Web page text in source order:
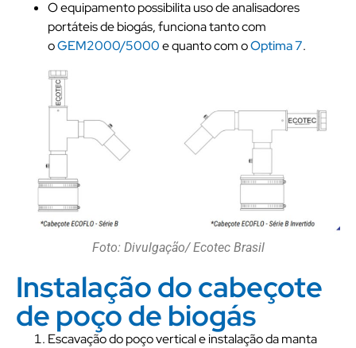
O equipamento possibilita uso de analisadores
portáteis de biogás, funciona tanto com
oGEM2000/5000e quanto com oOptima 7.
Foto: Divulgação/ Ecotec Brasil
Instalação do cabeçote
de poço de biogás
Escavação do poço vertical e instalação da manta